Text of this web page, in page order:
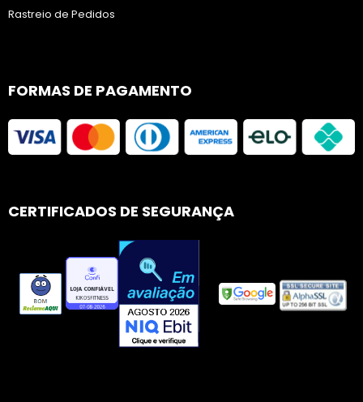
Rastreio de Pedidos
FORMAS DE PAGAMENTO
CERTIFICADOS DE SEGURANÇA